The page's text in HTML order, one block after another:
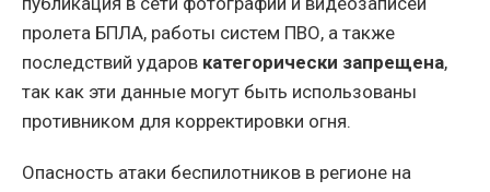
пролета БПЛА, работы систем ПВО, а также
последствий ударов категорически запрещена,
так как эти данные могут быть использованы
противником для корректировки огня.
Опасность атаки беспилотников в регионе на